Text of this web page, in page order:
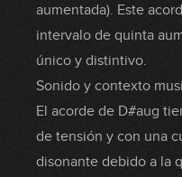
aumentada). Este
intervalo de quinta
único y distintivo.
Sonido y contexto
El acorde de D#aug
de tensión y con una
disonante debido a la